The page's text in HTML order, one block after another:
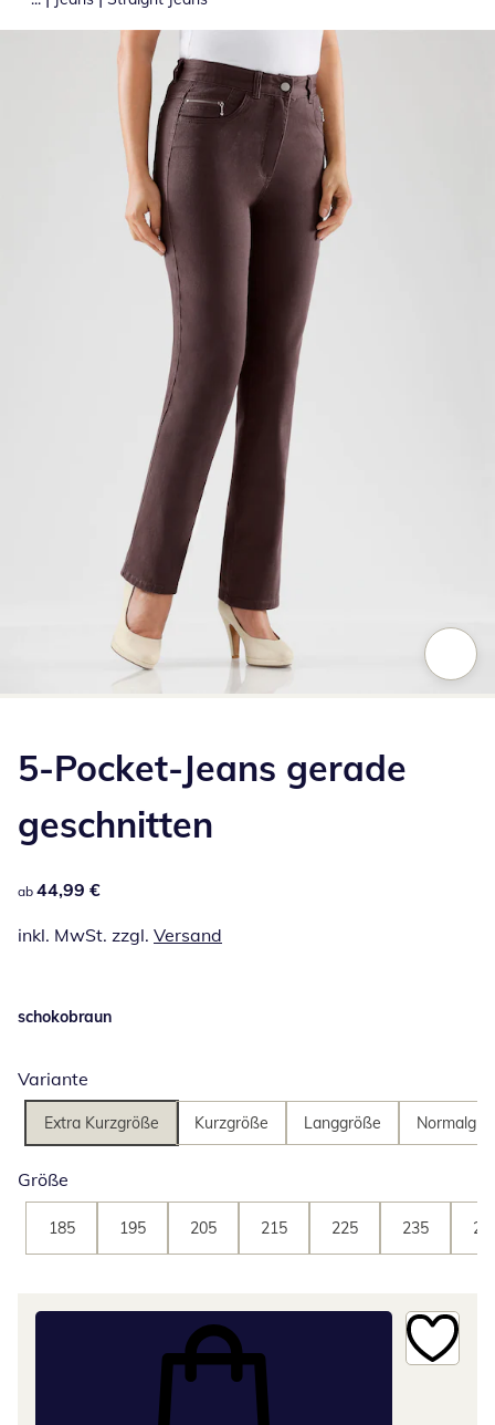
5-Pocket-Jeans gerade
geschnitten
44,99 €
ab 44,99 €
inkl. MwSt. zzgl. Versand
schokobraun
Variante
Extra Kurzgröße Kurzgröße Langgröße
Größe
185 195 205 215 225 235